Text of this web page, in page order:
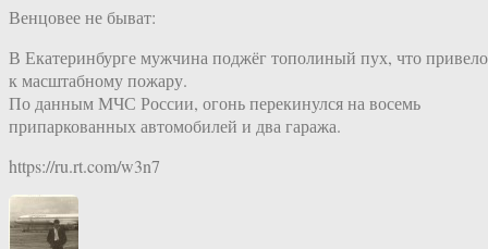
Венцовее не быват:
В Екатеринбурге мужчина поджёг тополиный пух, что привело
к масштабному пожару.
По данным МЧС России, огонь перекинулся на восемь
припаркованных автомобилей и два гаража.
https://ru.rt.com/w3n7